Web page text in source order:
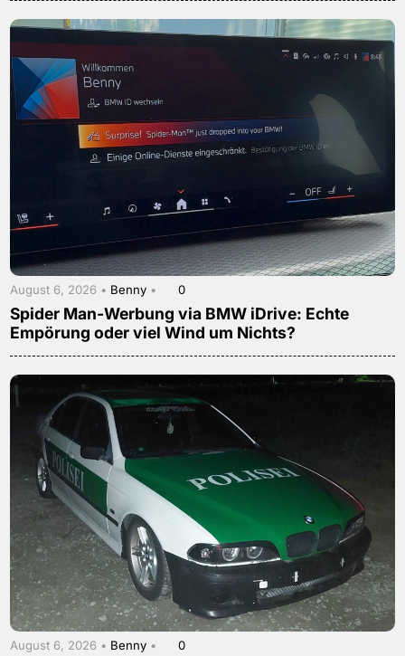
August 6, 2026 • Benny • 0
Spider Man-Werbung via BMW iDrive: Echte
Empörung oder viel Wind um Nichts?
August 6, 2026 • Benny • 0